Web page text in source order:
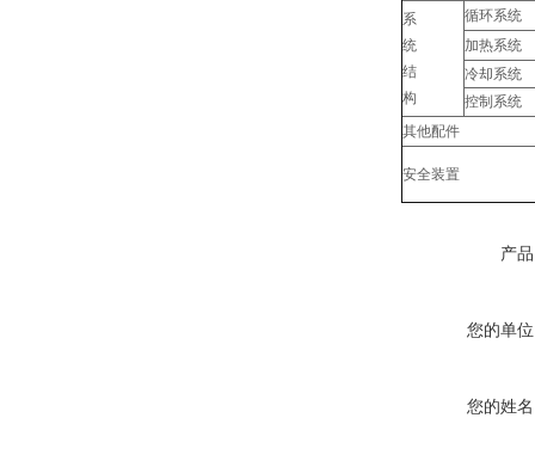
系
统
结
构
循环系统
加热系统
冷却系统
控制系统
其他配件
安全装置
产
您的单
您的姓